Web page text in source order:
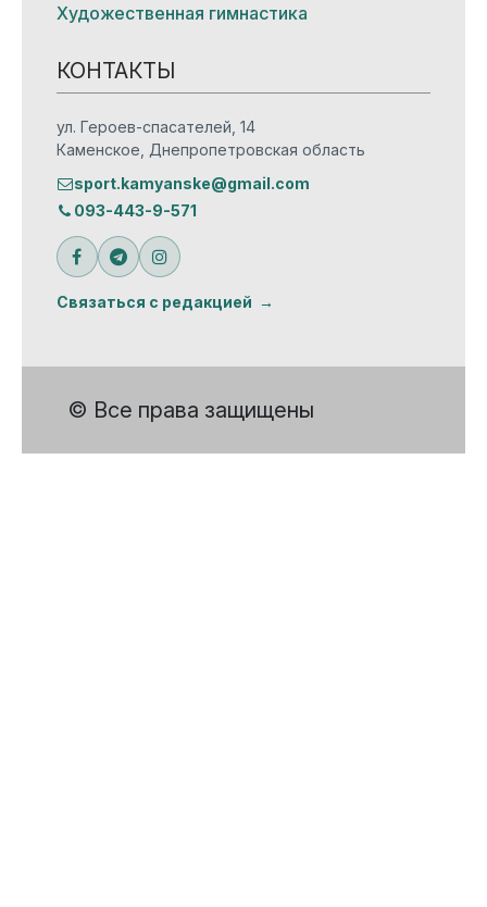
Художественная гимнастика
КОНТАКТЫ
ул. Героев-спасателей, 14
Каменское, Днепропетровская область
sport.kamyanske@gmail.com
093-443-9-571
Связаться с редакцией
© Все права защищены